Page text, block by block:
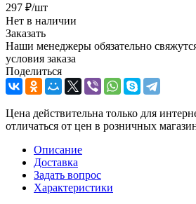
297 ₽/шт
Нет в наличии
Заказать
Наши менеджеры обязательно
условия заказа
Поделиться
Цена действительна только для
отличаться от цен в розничных
Описание
Доставка
Задать вопрос
Характеристики